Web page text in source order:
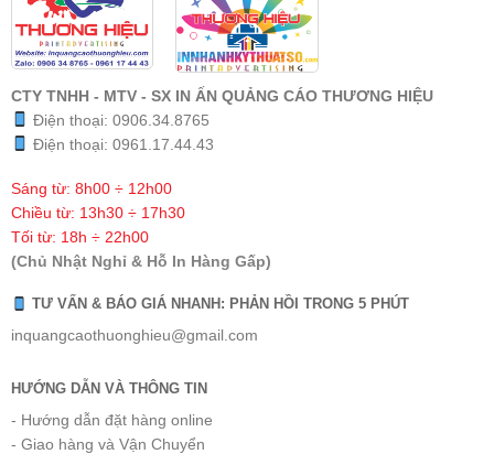
CTY TNHH - MTV - SX IN ẤN QUẢNG CÁO THƯƠNG HIỆU
Điện thoại: 0906.34.8765
Điện thoại: 0961.17.44.43
Sáng từ: 8h00 ÷ 12h00
Chiều từ: 13h30 ÷ 17h30
Tối từ: 18h ÷ 22h00
(Chủ Nhật Nghỉ & Hỗ In Hàng Gấp)
TƯ VẤN & BÁO GIÁ NHANH: PHẢN HỒI TRONG 5 PHÚT
inquangcaothuonghieu@gmail.com
HƯỚNG DẪN VÀ THÔNG TIN
- Hướng dẫn đặt hàng online
- Giao hàng và Vận Chuyển